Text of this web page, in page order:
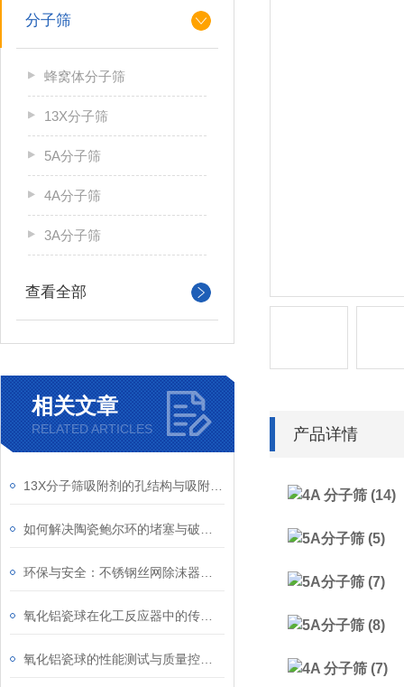
分子筛
蜂窝体分子筛
13X分子筛
5A分子筛
4A分子筛
3A分子筛
查看全部
相关文章
RELATED ARTICLES 产品详情